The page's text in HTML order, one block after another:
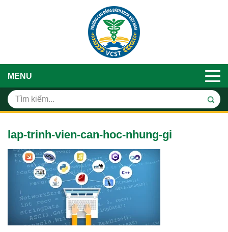
MENU
lap-trinh-vien-can-hoc-nhung-gi